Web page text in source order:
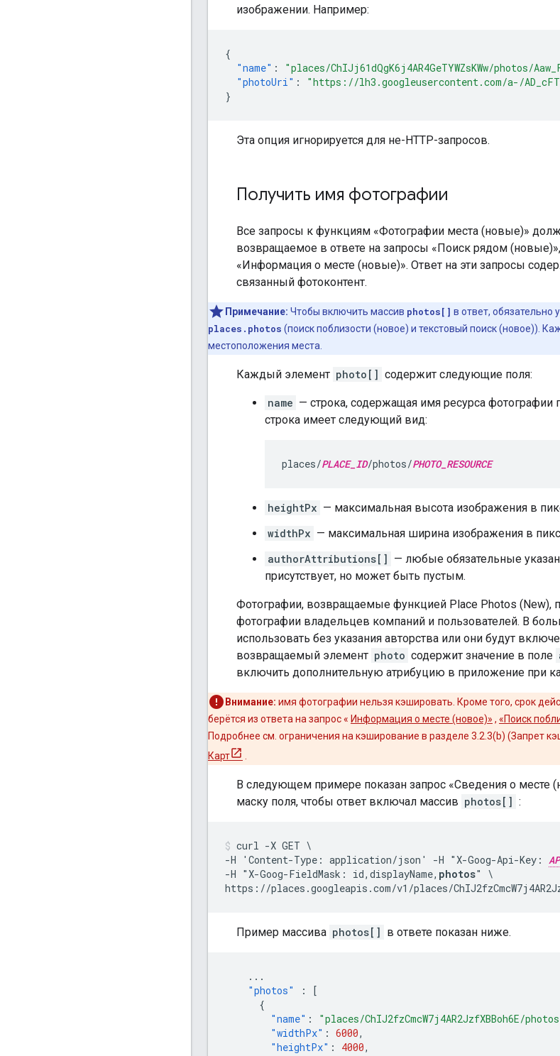
изображении. Например:
{
"name" : "places/ChIJj61dQgK6j4AR4GeTYWZsKWw/photos/
"photoUri" :
"https://lh3.googleusercontent.com/a-/
}
Эта опция игнорируется для не-HTTP-запросов.
Получить имя фотографии
Все запросы к функциям «Фотографии места (новые)»
возвращаемое в ответе на запросы «Поиск рядом
«Информация о месте (новые)». Ответ на эти запросы
связанный фотоконтент.
Примечание: Чтобы включить массив photos[] в ответ, обязательно
places.photos (поиск поблизости (новое) и текстовый поиск (новое)).
местоположения места.
Каждый элемент photo[] содержит следующие поля:
name — строка, содержащая имя ресурса фотографии
строка имеет следующий вид:
places/PLACE_ID/photos/PHOTO_RESOURCE
heightPx — максимальная высота изображения в
widthPx — максимальная ширина изображения в
authorAttributions[] — любые обязательные
присутствует, но может быть пустым.
Фотографии, возвращаемые функцией Place Photos (New),
фотографии владельцев компаний и пользователей. В
использовать без указания авторства или они будут
возвращаемый элемент photo содержит значение в поле
включить дополнительную атрибуцию в приложение при
Внимание: имя фотографии нельзя кэшировать. Кроме того, срок
берётся из ответа на запрос « Информация о месте (новое)» , «Поиск
Подробнее см. ограничения на кэширование в разделе 3.2.3(b) (Запрет
Карт
В следующем примере показан запрос «Сведения о месте
маску поля, чтобы ответ включал массив photos[] :
curl -X GET \
-H 'Content-Type: application/json' -H "X-Goog-Api-Key:
-H "X-Goog-FieldMask: id,displayName, photos" \
https://places.googleapis.com/v1/places/
Пример массива photos[] в ответе показан ниже.
...
"photos"
:
[
{
"name" :
"places/ChIJ2fzCmcW7j4AR2JzfXBBoh6E/photos/
"widthPx" : 6000,
"heightPx" : 4000,